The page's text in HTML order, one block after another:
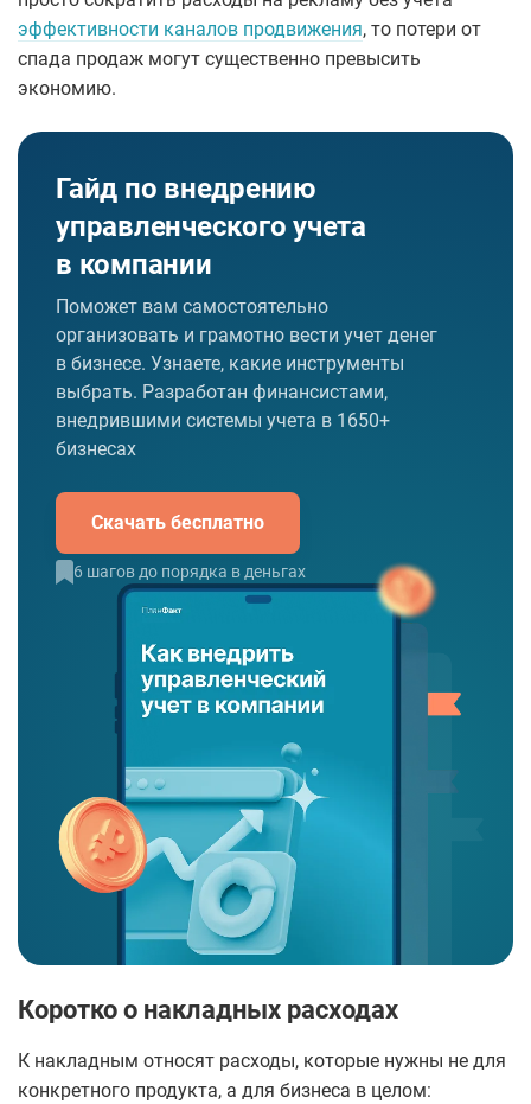
эффективности каналов продвижения, то потери от
спада продаж могут существенно превысить
экономию.
Гайд по внедрению
управленческого учета
в компании
Поможет вам самостоятельно
организовать и грамотно вести учет денег
в бизнесе. Узнаете, какие инструменты
выбрать. Разработан финансистами,
внедрившими системы учета в 1650+
бизнесах
Скачать бесплатно
6 шагов до порядка в деньгах
Коротко о накладных расходах
К накладным относят расходы, которые нужны не для
конкретного продукта, а для бизнеса в целом: